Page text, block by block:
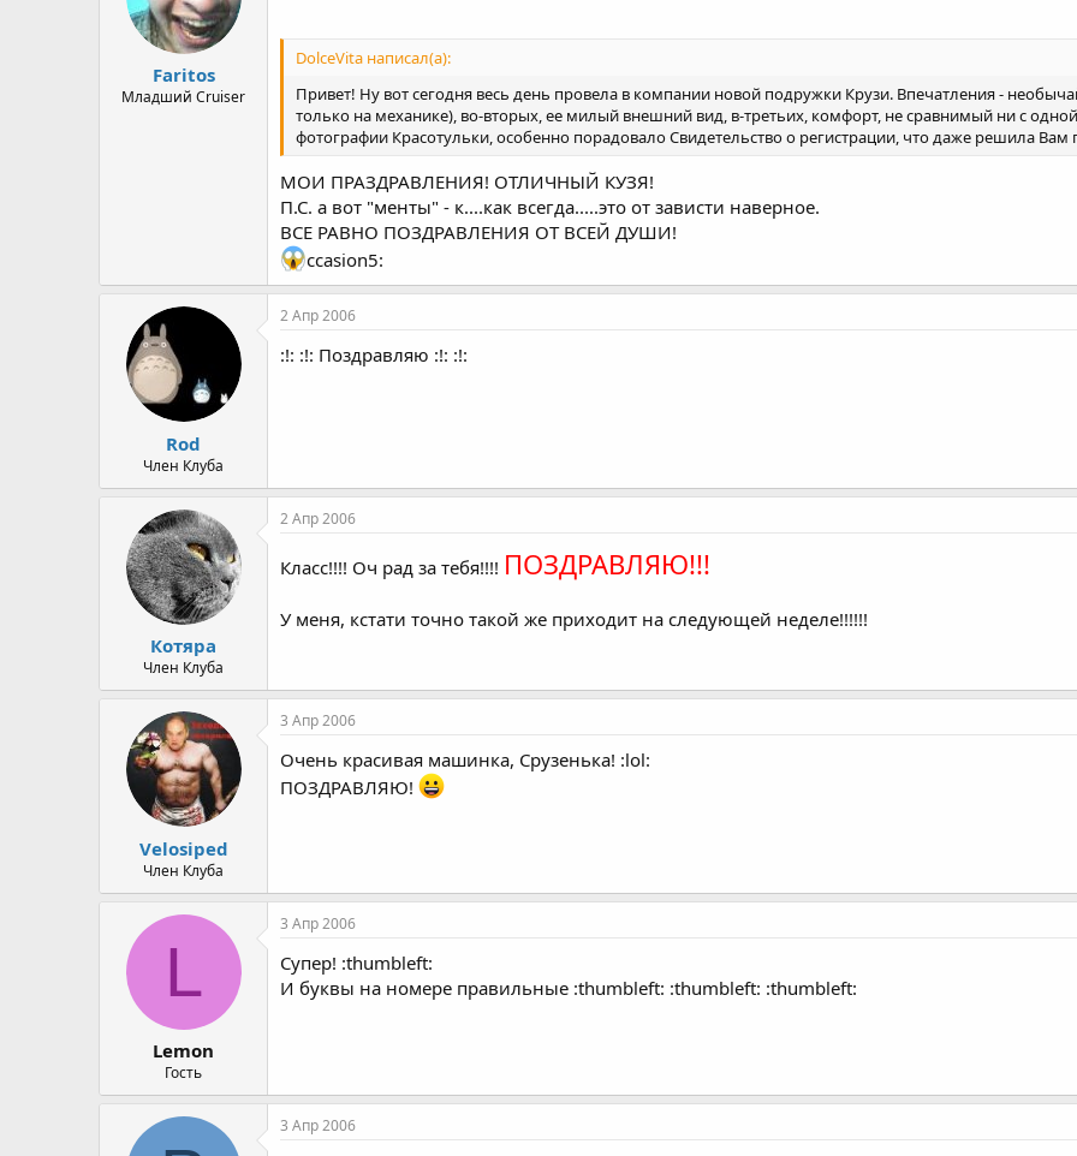
Faritos
Младший Cruiser
DolceVita написал(а):
Привет! Ну вот сегодня весь день провела в компании новой подружки Крузи. Впечатления -
только на механике), во-вторых, ее милый внешний вид, в-третьих, комфорт, не сравнимый ни с
фотографии Красотульки, особенно порадовало Свидетельство о регистрации, что даже решила Вам
МОИ ПРАЗДРАВЛЕНИЯ! ОТЛИЧНЫЙ КУЗЯ!
П.С. а вот "менты" - к....как всегда.....это от зависти наверное.
ВСЕ РАВНО ПОЗДРАВЛЕНИЯ ОТ ВСЕЙ ДУШИ!
ccasion5:
Rod
Член Клуба
2 Апр 2006
:!: :!: Поздравляю :!: :!:
Котяра
Член Клуба
2 Апр 2006
Класс!!!! Оч рад за тебя!!!! ПОЗДРАВЛЯЮ!!!
У меня, кстати точно такой же приходит на следующей неделе!!!!!!
Velosiped
Член Клуба
3 Апр 2006
Очень красивая машинка, Срузенька! :lol:
ПОЗДРАВЛЯЮ!
L
Lemon
Гость
3 Апр 2006
Супер! :thumbleft:
И буквы на номере правильные :thumbleft: :thumbleft: :thumbleft:
3 Апр 2006